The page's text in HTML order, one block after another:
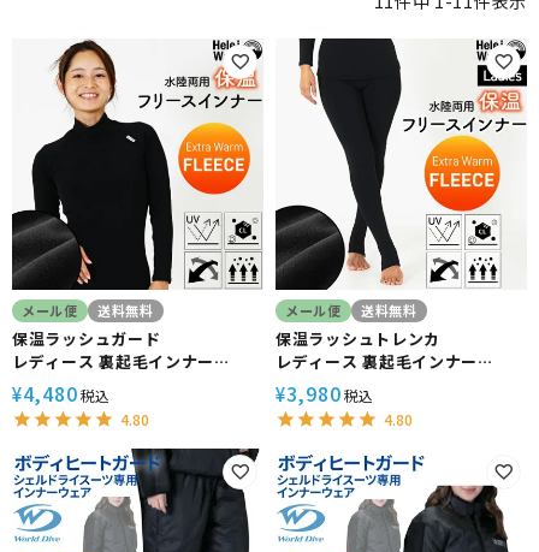
メール便 送料無料
保温ラッシュガード
レディース 裏起毛インナー
HeleiWaho ヘレイワホ 水陸両
用 ウェットスーツ ドライスーツ
ダイビング サーフィン 防寒 日本
製
¥4,480税込
4.80
メール便 送料無料
保温ラッシュトレンカ
レディース 裏起毛インナー
HeleiWaho ヘレイワホ 水陸両
用 ウェットスーツ ドライスーツ
インナーパンツ ダイビング サー
フィン 防寒 日本製
¥3,980税込
4.80